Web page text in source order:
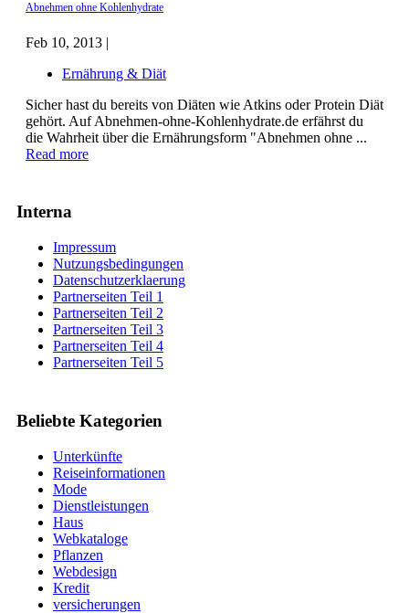
Beliebte Kategorien
Unterkünfte
Reiseinformationen
Mode
Dienstleistungen
Haus
Webkataloge
Pflanzen
Webdesign
Kredit
versicherungen
Abnehmen ohne Kohlenhydrate
Feb 10, 2013 |
Ernährung & Diät
Sicher hast du bereits von Diäten wie Atkins oder Protein Diät
gehört. Auf Abnehmen-ohne-Kohlenhydrate.de erfährst du
die Wahrheit über die Ernährungsform "Abnehmen ohne ...
Read more
Interna
Impressum
Nutzungsbedingungen
Datenschutzerklaerung
Partnerseiten Teil 1
Partnerseiten Teil 2
Partnerseiten Teil 3
Partnerseiten Teil 4
Partnerseiten Teil 5